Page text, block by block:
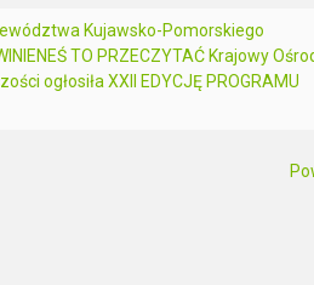
Kujawsko-Pomorskiego
TO PRZECZYTAĆ Krajowy
ogłosiła XXII EDYCJĘ PROGRAMU